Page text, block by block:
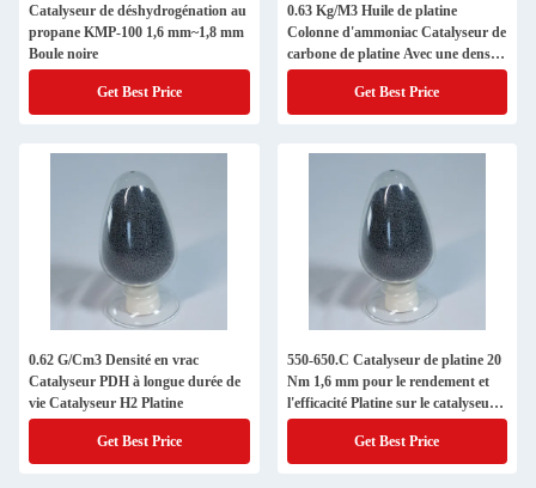
Catalyseur de déshydrogénation au
propane KMP-100 1,6 mm~1,8 mm
Boule noire
Get Best Price
0.63 Kg/M3 Huile de platine
Colonne d'ammoniac Catalyseur de
carbone de platine Avec une densité
de 0,62 G/Cm3
Get Best Price
0.62 G/Cm3 Densité en vrac
Catalyseur PDH à longue durée de
vie Catalyseur H2 Platine
Get Best Price
550-650.C Catalyseur de platine 20
Nm 1,6 mm pour le rendement et
l'efficacité Platine sur le catalyseur
d'alumine
Get Best Price